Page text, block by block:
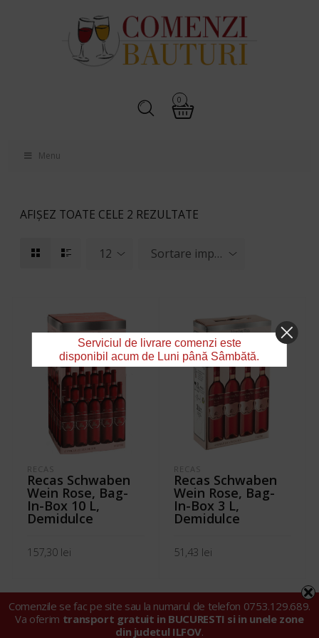
0
Menu
AFIȘEZ TOATE CELE 2 REZULTATE
12 Sortare implicită
RECAS
Recas Schwaben
Wein Rose, Bag-
In-Box 10 L,
Demidulce
157,30 lei
RECAS
Recas Schwaben
Wein Rose, Bag-
In-Box 3 L,
Demidulce
51,43 lei
Comenzile se fac pe site sau la numarul de telefon 0753.129.689.
Va oferim transport gratuit in BUCURESTI si in unele zone
din judetul ILFOV.
Serviciul de livrare comenzi este
disponibil acum de Luni până Sâmbătă.